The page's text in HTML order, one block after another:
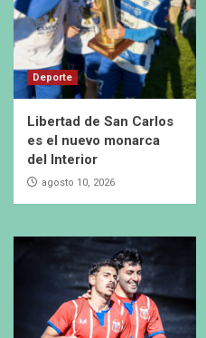
Deporte
Libertad de San Carlos
es el nuevo monarca
del Interior
agosto 10, 2026